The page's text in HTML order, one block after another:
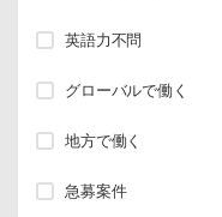
英語力不問
グローバルで働く
地方で働く
急募案件